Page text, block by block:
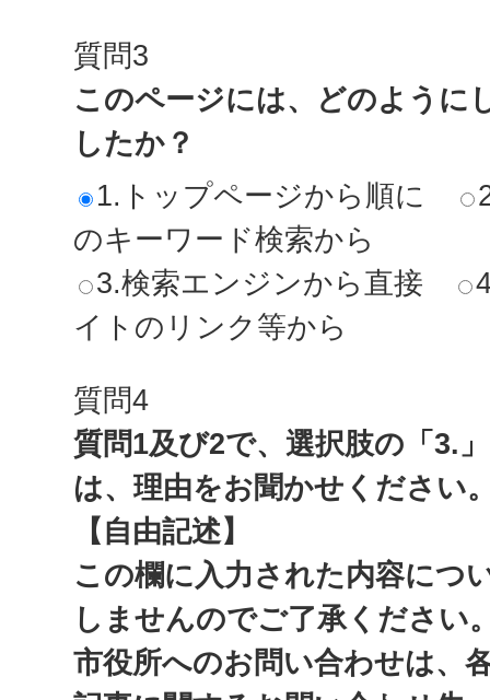
質問3
このページには、どのように
したか？
1.トップページから順に
のキーワード検索から
3.検索エンジンから直接
イトのリンク等から
質問4
質問1及び2で、選択肢の「3.
は、理由をお聞かせください
【自由記述】
この欄に入力された内容につ
しませんのでご了承ください
市役所へのお問い合わせは、